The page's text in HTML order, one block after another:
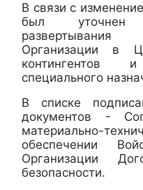
В связи с
был уточнен
Организации в
контингентов
специального
В списке
документов -
материально-
обеспечении
Организации
безопасности.